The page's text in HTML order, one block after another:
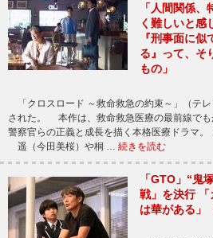
「人間関係
く難しいと感
『刑事面に
る』って、そ
もの」
「クロスロード ～救命救急の約束～」（テ
された。 本作は、救命救急医療の最前線でも
警察官らの正義と成長を描く本格医療ドラマ。
遥（今田美桜）や桐 … 続きを読む
「GTO」“鬼
戦」を決行
は華がある」